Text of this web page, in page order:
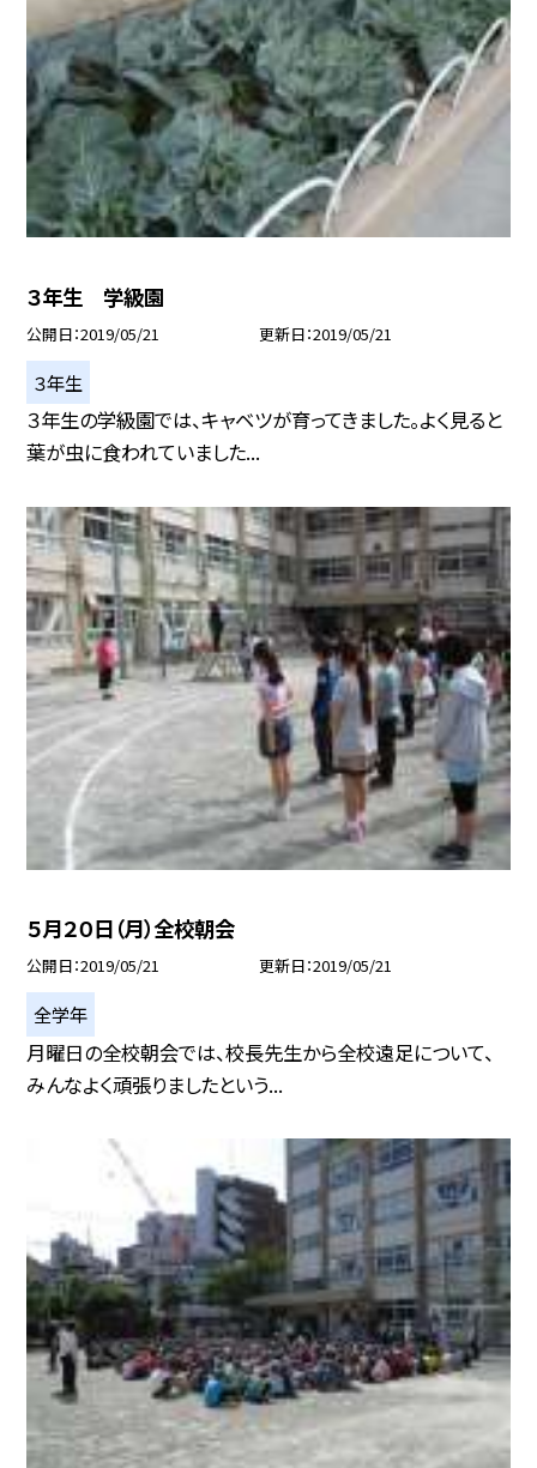
３年生 学級園
公開日 2019/05/21 更新日 2019/05/21
３年生
３年生の学級園では、キャベツが育ってきました。よく見ると
葉が虫に食われていました...
５月２０日（月）全校朝会
公開日 2019/05/21 更新日 2019/05/21
全学年
月曜日の全校朝会では、校長先生から全校遠足について、
みんなよく頑張りましたという...